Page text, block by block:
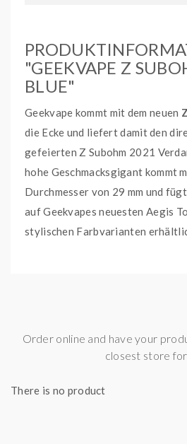
"GEEKVAPE Z
BLUE"
Geekvape kommt mit dem neuen
die Ecke und liefert damit den
gefeierten Z Subohm 2021
hohe Geschmacksgigant kommt
Durchmesser von 29 mm und
auf Geekvapes neuesten Aegis
stylischen Farbvarianten
Bedienelemente an Top Cap &
Ebenfalls besitzt das
Order online and have your
closest store
There is no product